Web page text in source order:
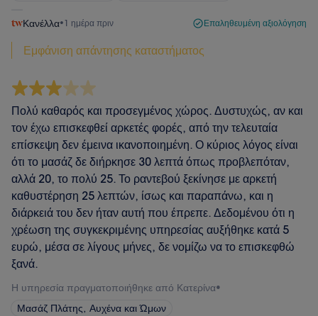
Κανέλλα•1 ημέρα πριν Επαληθευμένη αξιολόγηση
Εμφάνιση απάντησης καταστήματος
Πολύ καθαρός και προσεγμένος χώρος. Δυστυχώς, αν και
τον έχω επισκεφθεί αρκετές φορές, από την τελευταία
επίσκεψη δεν έμεινα ικανοποιημένη. Ο κύριος λόγος είναι
ότι το μασάζ δε διήρκησε 30 λεπτά όπως προβλεπόταν,
αλλά 20, το πολύ 25. Το ραντεβού ξεκίνησε με αρκετή
καθυστέρηση 25 λεπτών, ίσως και παραπάνω, και η
διάρκειά του δεν ήταν αυτή που έπρεπε. Δεδομένου ότι η
χρέωση της συγκεκριμένης υπηρεσίας αυξήθηκε κατά 5
ευρώ, μέσα σε λίγους μήνες, δε νομίζω να το επισκεφθώ
ξανά.
Η υπηρεσία πραγματοποιήθηκε από Κατερίνα•
Μασάζ Πλάτης, Αυχένα και Ώμων